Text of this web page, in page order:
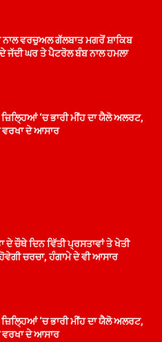
ਨਾਲ ਵਰਚੁਅਲ ਗੱਲਬਾਤ ਮਗਰੋਂ ਸ਼ਾਕਿਬ
ਜੱਦੀ ਘਰ ਤੇ ਪੈਟਰੋਲ ਬੰਬ ਨਾਲ ਹਮਲਾ
‘ਚ ਭਾਰੀ ਮੀਂਹ ਦਾ ਯੈਲੋ ਅਲਰਟ,
ਵਰਖਾ ਦੇ ਆਸਾਰ
ਦੇ ਚੌਥੇ ਦਿਨ ਵਿੱਤੀ ਪ੍ਰਸਤਾਵਾਂ ਤੇ ਖੇਤੀ
ਚਰਚਾ, ਹੰਗਾਮੇ ਦੇ ਵੀ ਆਸਾਰ
‘ਚ ਭਾਰੀ ਮੀਂਹ ਦਾ ਯੈਲੋ ਅਲਰਟ,
ਵਰਖਾ ਦੇ ਆਸਾਰ